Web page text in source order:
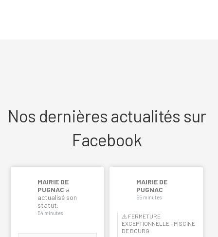
Nos dernières actualités sur
Facebook
MAIRIE DE
PUGNAC a
actualisé son
statut.
54 minutes
MAIRIE DE
PUGNAC
55 minutes
⚠️ FERMETURE
EXCEPTIONNELLE – PISCINE
DE BOURG